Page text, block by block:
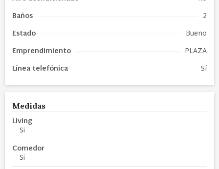
Baños
2
Estado
Bueno
Emprendimiento
PLAZA
Línea telefónica
Sí
Medidas
Living
Si
Comedor
Si